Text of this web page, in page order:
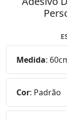
Medida:
Cor: Padrão